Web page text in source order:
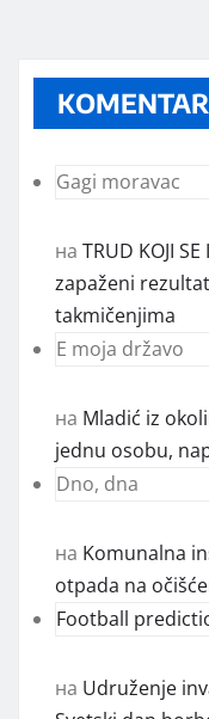
Gagi moravac
на TRUD KOJI
zapaženi
takmičenjima
E moja državo
на Mladić iz
jednu osobu,
Dno, dna
на Komunalna
otpada na
Football
на Udruženje